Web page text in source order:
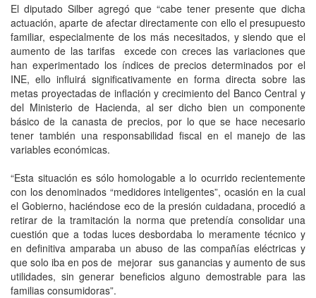
El diputado Silber agregó que “cabe tener presente que dicha
actuación, aparte de afectar directamente con ello el presupuesto
familiar, especialmente de los más necesitados, y siendo que el
aumento de las tarifas excede con creces las variaciones que
han experimentado los índices de precios determinados por el
INE, ello influirá significativamente en forma directa sobre las
metas proyectadas de inflación y crecimiento del Banco Central y
del Ministerio de Hacienda, al ser dicho bien un componente
básico de la canasta de precios, por lo que se hace necesario
tener también una responsabilidad fiscal en el manejo de las
variables económicas.
“Esta situación es sólo homologable a lo ocurrido recientemente
con los denominados “medidores inteligentes”, ocasión en la cual
el Gobierno, haciéndose eco de la presión cuidadana, procedió a
retirar de la tramitación la norma que pretendía consolidar una
cuestión que a todas luces desbordaba lo meramente técnico y
en definitiva amparaba un abuso de las compañías eléctricas y
que solo iba en pos de mejorar sus ganancias y aumento de sus
utilidades, sin generar beneficios alguno demostrable para las
familias consumidoras”.